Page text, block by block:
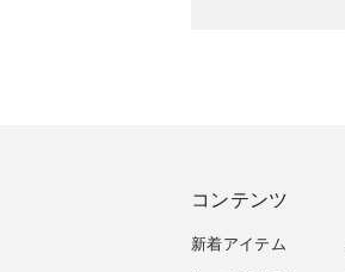
コンテンツ
新着アイテム